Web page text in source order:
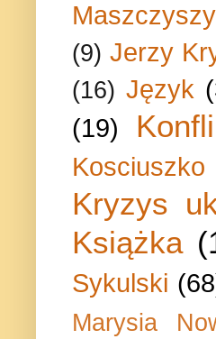
(9) Jerzy
(16) Język
(19)
Kosciuszko
Kryzys
Książka
Sykulski
Marysia